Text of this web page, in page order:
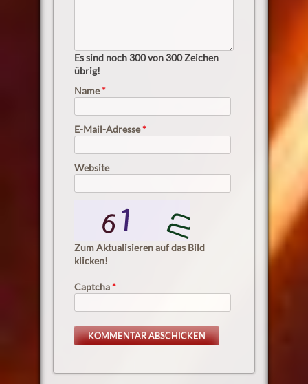
Es sind noch 300von 300 Zeichen
übrig!
Name*
E-Mail-Adresse*
Website
Zum Aktualisieren auf das Bild
klicken!
Captcha*